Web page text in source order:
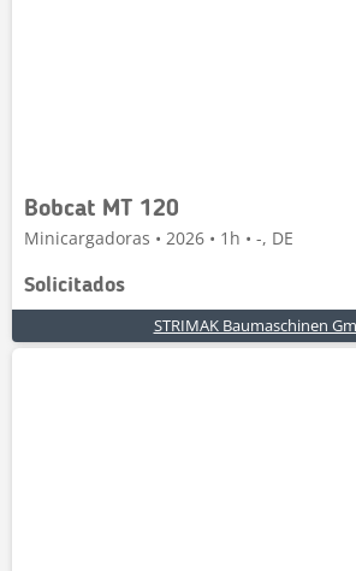
Bobcat MT 120
Minicargadoras • 2026 • 1h • -, DE
Solicitados
STRIMAK Baumaschinen